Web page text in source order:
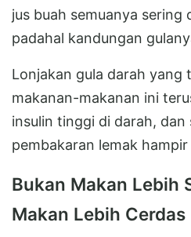
jus buah semuanya sering
padahal kandungan
Lonjakan gula darah yang
makanan-makanan ini
insulin tinggi di darah, dan
pembakaran lemak
Bukan Makan Lebih
Makan Lebih Cerdas